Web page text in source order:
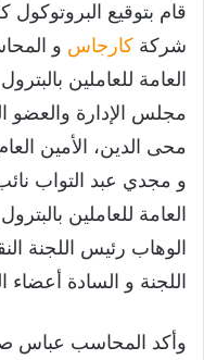
قام بتوقيع
شركة كارجاس و
العامة للعاملين
محى الدين، الأمين العام
و مجدي عبد التواب
العامة للعاملين
الوهاب رئيس اللجنة
اللجنة و السادة أعضاء
وأكد المحاسب عباس